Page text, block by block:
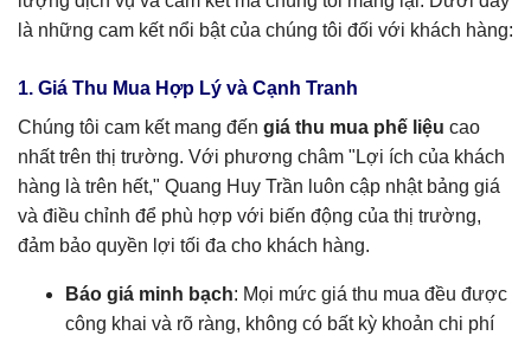
là những cam kết nổi bật của chúng tôi đối với khách hàng:
1. Giá Thu Mua Hợp Lý và Cạnh Tranh
Chúng tôi cam kết mang đến giá thu mua phế liệu cao
nhất trên thị trường. Với phương châm "Lợi ích của khách
hàng là trên hết," Quang Huy Trần luôn cập nhật bảng giá
và điều chỉnh để phù hợp với biến động của thị trường,
đảm bảo quyền lợi tối đa cho khách hàng.
Báo giá minh bạch: Mọi mức giá thu mua đều được
công khai và rõ ràng, không có bất kỳ khoản chi phí